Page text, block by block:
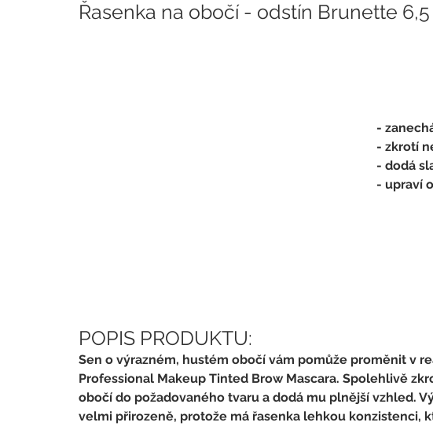
Řasenka na obočí - odstín Brunette
-
- zkrotí
- dodá
- upraví
POPIS PRODUKTU:
Sen o výrazném, hustém obočí vám pomůže proměnit v
Professional Makeup Tinted Brow Mascara. Spolehlivě
obočí do požadovaného tvaru a dodá mu plnější vzhled.
velmi přirozeně, protože má řasenka lehkou konzistenci,